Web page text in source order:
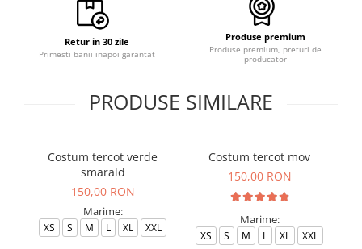
Retur in 30 zile
Primesti banii inapoi garantat
Produse premium
Produse premium, preturi de
producator
PRODUSE SIMILARE
Costum tercot verde
smarald
150,00 RON
Marime:
XS S M L XL XXL
Costum tercot mov
150,00 RON
Marime:
XS S M L XL XXL